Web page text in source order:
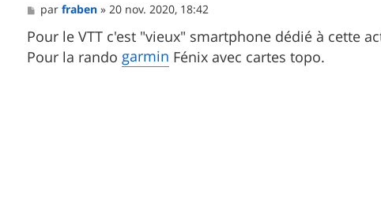
M
e
s
s
a
parfraben »20 nov. 2020, 18:42
Pour le VTT c'est "vieux" smartphone dédié à cette
Pour la rando garmin Fénix avec cartes topo.